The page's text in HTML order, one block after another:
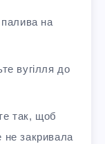
палива на
вугілля до
так, щоб
не закривала